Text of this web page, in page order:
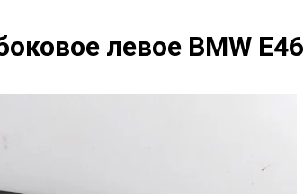
левое BMW E46